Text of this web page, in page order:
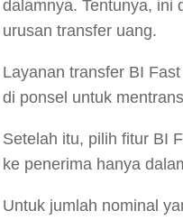
dalamnya. Tentunya, ini
urusan transfer uang.
Layanan transfer BI
di ponsel untuk
Setelah itu, pilih fitur BI
ke penerima hanya
Untuk jumlah nominal